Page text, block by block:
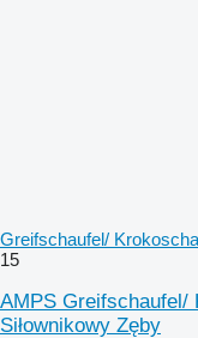
Greifschaufel/
15
AMPS Greifschaufel/
Siłownikowy Zęby